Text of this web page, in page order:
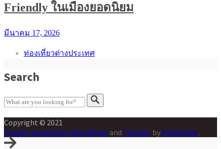
Friendly ในเมืองยอดนิยม
มีนาคม 17, 2026
ท่องเที่ยวต่างประเทศ
Search
Copyright © 2021
Proudly powered by WordPress and Listable by Pixelgrade.